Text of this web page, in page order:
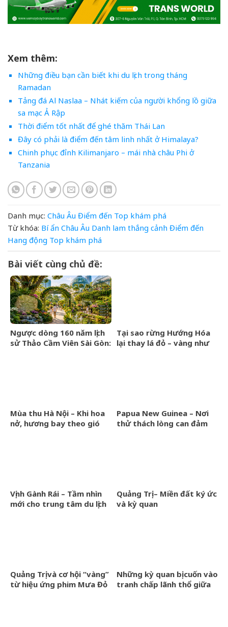
Xem thêm:
Những điều bạn cần biết khi du lịch trong tháng
Ramadan
Tảng đá Al Naslaa – Nhát kiếm của người khổng lồ giữa
sa mạc Ả Rập
Thời điểm tốt nhất để ghé thăm Thái Lan
Đây có phải là điểm đến tâm linh nhất ở Himalaya?
Chinh phục đỉnh Kilimanjaro – mái nhà châu Phi ở
Tanzania
Danh mục: Châu Âu Điểm đến Top khám phá
Từ khóa: Bí ẩn Châu Âu Danh lam thắng cảnh Điểm đến
Hang động Top khám phá
Bài viết cùng chủ đề:
Ngược dòng 160 năm lịch
sử Thảo Cầm Viên Sài Gòn:
Tại sao rừng Hướng Hóa
lại thay lá đỏ – vàng như
Mùa thu Hà Nội – Khi hoa
nở, hương bay theo gió
Papua New Guinea – Nơi
thử thách lòng can đảm
Vịnh Gành Rái – Tầm nhìn
mới cho trung tâm du lịch
Quảng Trị – Miền đất ký ức
và kỳ quan
Quảng Trị và cơ hội “vàng”
từ hiệu ứng phim Mưa Đỏ
Những kỳ quan bị cuốn vào
tranh chấp lãnh thổ giữa